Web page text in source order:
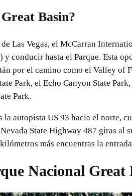
Basin?
Las Vegas, el McCarran
conducir hasta el Parque. Esta
por el camino como el Valley of
Park, el Echo Canyon State
Park.
autopista US 93 hacia el norte,
State Highway 487 giras al
más encuentras la
Nacional Great